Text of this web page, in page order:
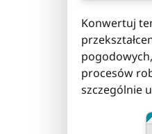
Konwertuj
procesów
szczególnie